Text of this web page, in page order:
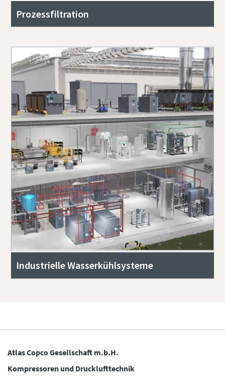
Prozessfiltration
Industrielle Wasserkühlsysteme
Atlas Copco Gesellschaft m.b.H.
Kompressoren und Drucklufttechnik